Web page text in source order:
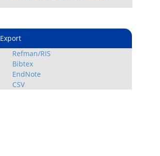
Export
Refman/RIS
Bibtex
EndNote
CSV